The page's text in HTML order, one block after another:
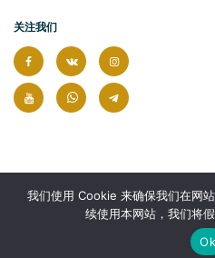
关注我们
© 2026 版
我们使用 Cookie 来确保我们在网
续使用本网站，我们将
Ok